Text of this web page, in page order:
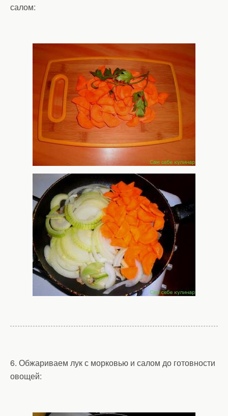
салом:
6. Обжариваем лук с морковью и салом до готовности
овощей: